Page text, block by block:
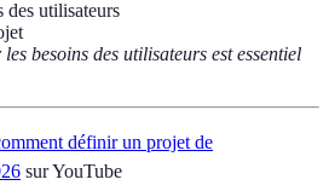
utilisateurs
besoins des utilisateurs est essentiel
définir un projet de
sur YouTube